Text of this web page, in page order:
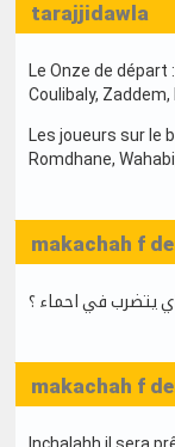
tarajjidawla
Le Onze de départ
Coulibaly, Zaddem,
Les joueurs sur le
Romdhane,
makachah f
يتضرب في احماء ؟
makachah f